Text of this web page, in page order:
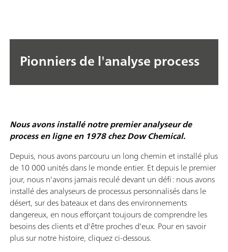
Pionniers de l'analyse process
Nous avons installé notre premier analyseur de
process en ligne en 1978 chez Dow Chemical.
Depuis, nous avons parcouru un long chemin et installé plus
de 10 000 unités dans le monde entier. Et depuis le premier
jour, nous n'avons jamais reculé devant un défi : nous avons
installé des analyseurs de processus personnalisés dans le
désert, sur des bateaux et dans des environnements
dangereux, en nous efforçant toujours de comprendre les
besoins des clients et d'être proches d'eux. Pour en savoir
plus sur notre histoire, cliquez ci-dessous.